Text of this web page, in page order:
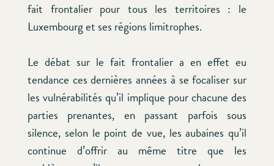
fait frontalier pour tous les territoires : le
Luxembourg et ses régions limitrophes.
Le débat sur le fait frontalier a en effet eu
tendance ces dernières années à se focaliser sur
les vulnérabilités qu’il implique pour chacune des
parties prenantes, en passant parfois sous
silence, selon le point de vue, les aubaines qu’il
continue d’offrir au même titre que les